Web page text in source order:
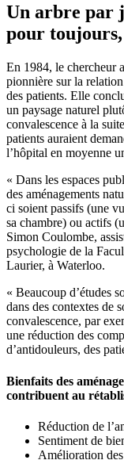
Un arbre par
pour
En 1984, le chercheur
pionnière sur la
des patients. Elle
un paysage naturel
convalescence à la
patients auraient
l’hôpital en moyenne
« Dans les espaces
des aménagements
ci soient passifs (une
sa chambre) ou actifs
Simon Coulombe,
psychologie de la
Laurier, à Waterloo.
« Beaucoup d’études
dans des contextes de
convalescence, par
une réduction des
d’antidouleurs, des
Bienfaits des
contribuent au
Réduction de
Sentiment de
Amélioration